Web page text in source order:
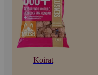
Koirat